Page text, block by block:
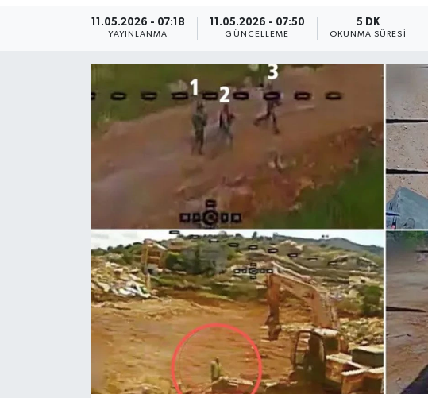
11.05.2026 - 07:18
YAYINLANMA
11.05.2026 - 07:50
GÜNCELLEME
5 DK
OKUNMA SÜRESI